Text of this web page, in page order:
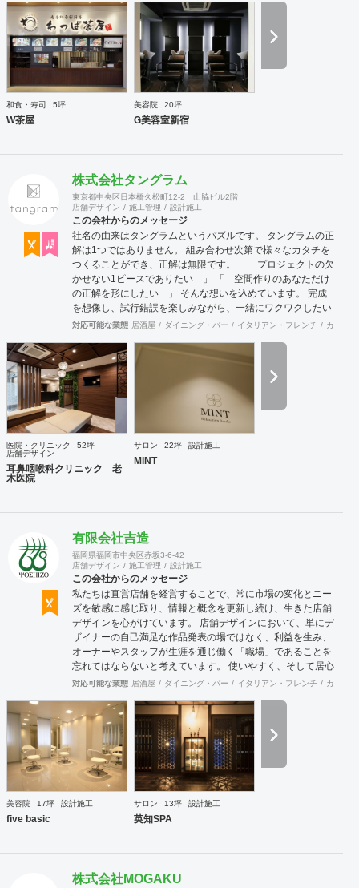
和食・寿司 5坪
W茶屋
美容院 20坪
G美容室新宿
株式会社タングラム
東京都中央区日本橋久松町12-2 山脇ビル2階
店舗デザイン
施工管理 設計施工
この会社からのメッセージ
社名の由来はタングラムというパズルです。 タングラムの正
解は1つではありません。 組み合わせ次第で様々なカタチを
つくることができ、正解は無限です。 「 プロジェクトの欠
かせない1ピースでありたい 」 「 空間作りのあなただけ
の正解を形にしたい 」 そんな想いを込めています。 完成
を想像し、試行錯誤を楽しみながら、 ​一緒にワクワクしたい
と思っています。
対応可能な業態 居酒屋 ダイニング・バー イタリアン・フレンチ カフェ
医院・クリニック
52坪
店舗デザイン
耳鼻咽喉科クリニック 老
木医院
サロン 22坪 設計施工
MINT
有限会社吉造
福岡県福岡市中央区赤坂3-6-42
店舗デザイン
施工管理 設計施工
この会社からのメッセージ
私たちは直営店舗を経営することで、常に市場の変化とニー
ズを敏感に感じ取り、情報と概念を更新し続け、生きた店舗
デザインを心がけています。 店舗デザインにおいて、単にデ
ザイナーの自己満足な作品発表の場ではなく、利益を生み、
オーナーやスタッフが生涯を通じ働く「職場」であることを
忘れてはならないと考えています。 使いやすく、そして居心
地がよく、時代の流れに左右されない強さを持った店舗デザ
業と開業コンサルティング事業をそなえており、テナント・
出店地選びや資金調達から実践に基づいたサポートが可能で
す。 まずはお気軽に、ご相談ください。
対応可能な業態 居酒屋 ダイニング・バー イタリアン・フレンチ カフェ
美容院 17坪 設計施工
five basic
サロン 13坪 設計施工
英知SPA
株式会社MOGAKU